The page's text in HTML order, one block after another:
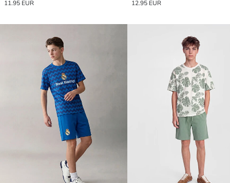
11.95 EUR 12.95 EUR